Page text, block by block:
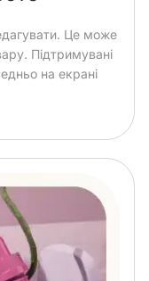
Це може
Підтримувані
на екрані